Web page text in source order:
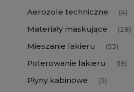
Aerozole techniczne (4)
Materiały maskujące (28)
Mieszanie lakieru (53)
Polerowanie lakieru (19)
Płyny kabinowe (3)